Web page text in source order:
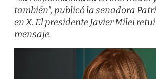
también", publicó la senadora
en X. El presidente Javier Milei
mensaje.